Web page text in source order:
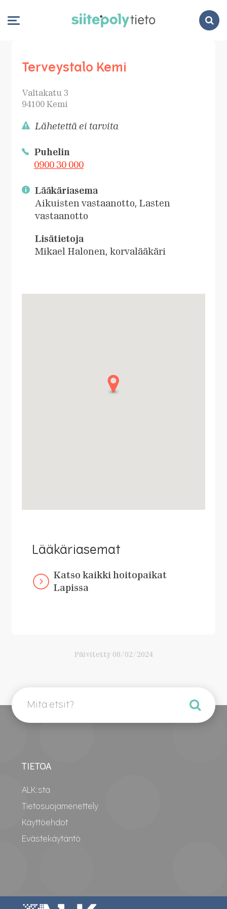
Terveystalo Kemi
Valtakatu 3
94100 Kemi
Lähetettä ei tarvita
Puhelin
0900 30 000
Lääkäriasema
Aikuisten vastaanotto, Lasten
vastaanotto
Lisätietoja
Mikael Halonen, korvalääkäri
Lääkäriasemat
Katso kaikki hoitopaikat
Lapissa
Päivitetty 08/02/2024
TIETOA
ALK:sta
Tietosuojamenettely
Käyttöehdot
Evästekäytäntö